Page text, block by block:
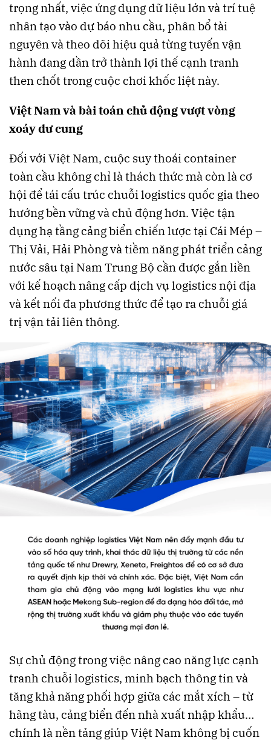
trọng nhất, việc ứng dụng dữ liệu lớn và trí tuệ
nhân tạo vào dự báo nhu cầu, phân bổ tài
nguyên và theo dõi hiệu quả từng tuyến vận
hành đang dần trở thành lợi thế cạnh tranh
then chốt trong cuộc chơi khốc liệt này.
Việt Nam và bài toán chủ động vượt vòng
xoáy dư cung
Đối với Việt Nam, cuộc suy thoái container
toàn cầu không chỉ là thách thức mà còn là cơ
hội để tái cấu trúc chuỗi logistics quốc gia theo
hướng bền vững và chủ động hơn. Việc tận
dụng hạ tầng cảng biển chiến lược tại Cái Mép –
Thị Vải, Hải Phòng và tiềm năng phát triển cảng
nước sâu tại Nam Trung Bộ cần được gắn liền
với kế hoạch nâng cấp dịch vụ logistics nội địa
và kết nối đa phương thức để tạo ra chuỗi giá
trị vận tải liên thông.
Sự chủ động trong việc nâng cao năng lực cạnh
tranh chuỗi logistics, minh bạch thông tin và
tăng khả năng phối hợp giữa các mắt xích – từ
hãng tàu, cảng biển đến nhà xuất nhập khẩu…
chính là nền tảng giúp Việt Nam không bị cuốn